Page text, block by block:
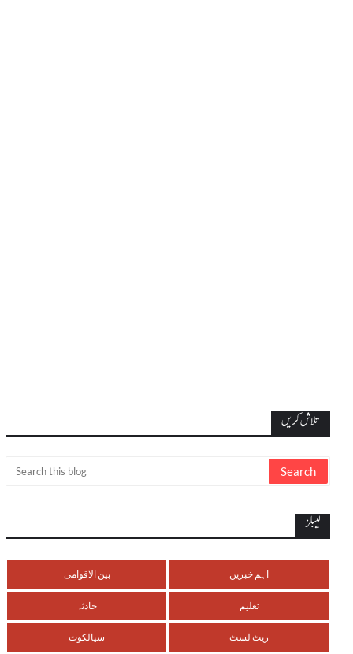
تلاش کریں
لیبلز
اہم خبریں بین الاقوامی
تعلیم حادثہ
ریٹ لسٹ سیالکوٹ